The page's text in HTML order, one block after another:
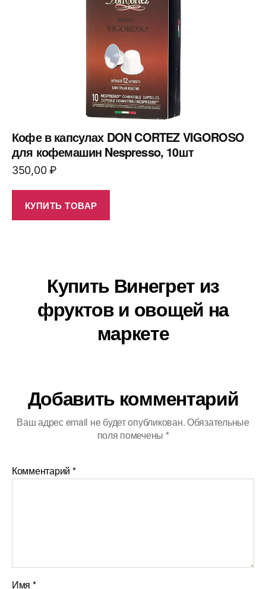
Кофе в капсулах DON CORTEZ VIGOROSO
для кофемашин Nespresso, 10шт
350,00₽
КУПИТЬ ТОВАР
Купить Винегрет из
фруктов и овощей на
маркете
Добавить комментарий
Ваш адрес email не будет опубликован.Обязательные
поля помечены *
Комментарий *
Имя *